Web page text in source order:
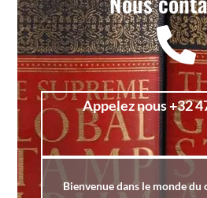
Appelez nous +32
Bienvenue dans le monde